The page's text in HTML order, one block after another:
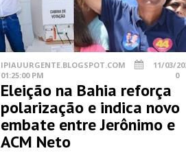
IPIAUURGENTE.BLOGSPOT.COM
11/03/
01:25:00 PM
0
Eleição na Bahia reforça
polarização e indica novo
embate entre Jerônimo e
ACM Neto